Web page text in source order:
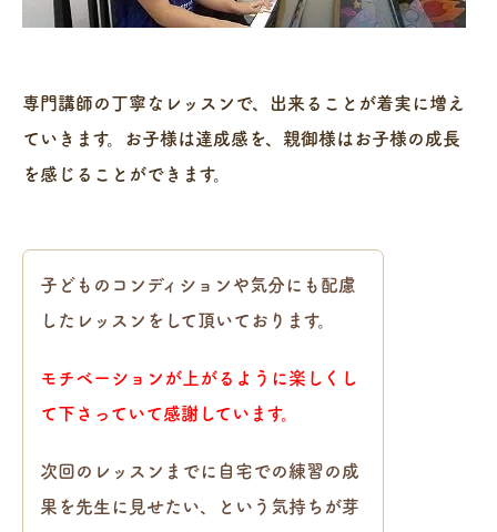
専門講師の丁寧なレッスンで、出来ることが着実に増え
ていきます。お子様は達成感を、親御様はお子様の成長
を感じることができます。
子どものコンディションや気分にも配慮
したレッスンをして頂いております。
モチベーションが上がるように楽しくし
て下さっていて感謝しています。
次回のレッスンまでに自宅での練習の成
果を先生に見せたい、という気持ちが芽